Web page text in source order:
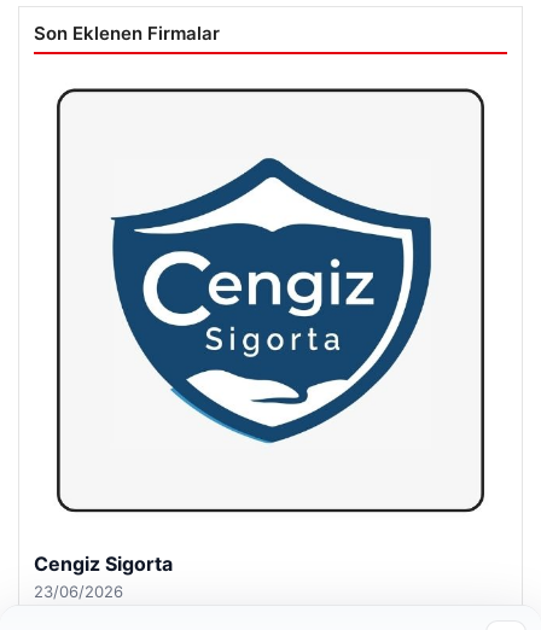
Son Eklenen Firmalar
Hastaş Beton
26/05/2026